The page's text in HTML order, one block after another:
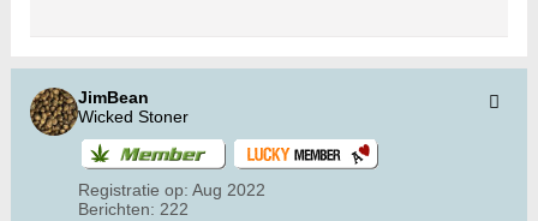
JimBean
Wicked Stoner
Registratie op: Aug 2022
Berichten: 222